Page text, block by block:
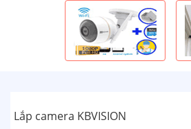
Lắp camera KBVISION